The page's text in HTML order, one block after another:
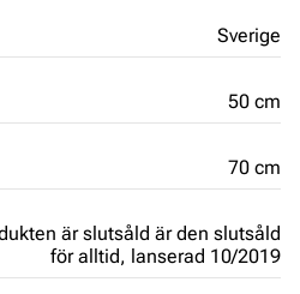
Sverige
50 cm
70 cm
är slutsåld är den slutsåld
för alltid, lanserad 10/2019